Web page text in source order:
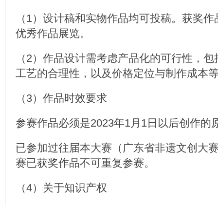
（1）设计稿和实物作品均可投稿。获奖
优秀作品展览。
（2）作品设计需考虑产品化的可行性，
工艺的合理性，以及价格定位与制作成本
（3）作品时效要求
参赛作品必须是2023年1月1日以后创作的
已参加过往届本大赛（广东省非遗文创大
赛已获奖作品不可重复参赛。
（4）关于知识产权